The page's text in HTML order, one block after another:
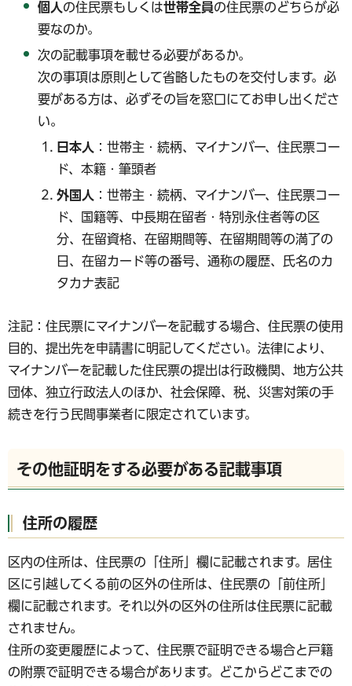
個人の住民票もしくは世帯全員の住民票のどちらが必
要なのか。
次の記載事項を載せる必要があるか。
次の事項は原則として省略したものを交付します。必
要がある方は、必ずその旨を窓口にてお申し出くださ
い。
日本人
：世帯主・続柄、マイナンバー、住民票コー
ド、本籍・筆頭者
外国人
：世帯主・続柄、マイナンバー、住民票コー
ド、国籍等、中長期在留者・特別永住者等の区
分、在留資格、在留期間等、在留期間等の満了の
日、在留カード等の番号、通称の履歴、氏名のカ
タカナ表記
注記：住民票にマイナンバーを記載する場合、住民票の使用
目的、提出先を申請書に明記してください。法律により、
マイナンバーを記載した住民票の提出は行政機関、地方公共
団体、独立行政法人のほか、社会保障、税、災害対策の手
続きを行う民間事業者に限定されています。
その他証明をする必要がある記載事項
住所の履歴
区内の住所は、住民票の「住所」欄に記載されます。居住
区に引越してくる前の区外の住所は、住民票の「前住所」
欄に記載されます。それ以外の区外の住所は住民票に記載
されません。
住所の変更履歴によって、住民票で証明できる場合と戸籍
の附票で証明できる場合があります。どこからどこまでの